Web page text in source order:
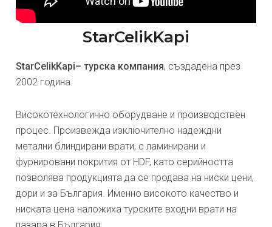
StarCelikKapi
StarCelikKapi– турска компания, създадена през
2002 година.
Високотехнологично оборудване и производствен
процес. Произвежда изключително надеждни
метални блиндирани врати, с ламинирани и
фурнировани покрития от HDF, като серийността
позволява продукцията да се продава на ниски цени,
дори и за България. Именно високото качество и
ниската цена наложиха турските входни врати на